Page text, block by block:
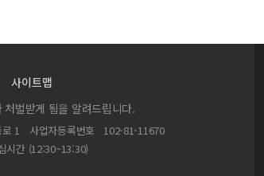
사이트맵
벌받게 됨을 알려드립니다.
1 사업자등록번호
102-81-11670
시간 (12:30~13:30)